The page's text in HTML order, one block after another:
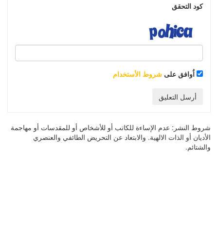
كود التحقق
اُوافق على شروط الأستخدام
أرسل التعليق
شروط النشر: عدم الإساءة للكاتب أو للأشخاص أو للمقدسات أو مهاجمة
الأديان أو الذات الالهية. والابتعاد عن التحريض الطائفي والعنصري
والشتائم.